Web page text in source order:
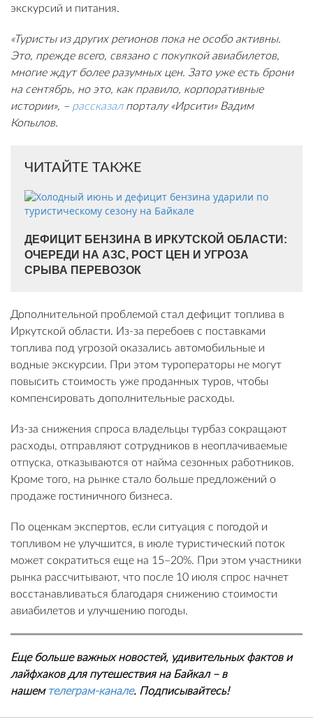
экскурсий и питания.
«Туристы из других регионов пока не особо активны.
Это, прежде всего, связано с покупкой авиабилетов,
многие ждут более разумных цен. Зато уже есть брони
на сентябрь, но это, как правило, корпоративные
истории», – рассказал порталу «Ирсити» Вадим
Копылов.
ЧИТАЙТЕ ТАКЖЕ
ДЕФИЦИТ БЕНЗИНА В ИРКУТСКОЙ ОБЛАСТИ:
ОЧЕРЕДИ НА АЗС, РОСТ ЦЕН И УГРОЗА
СРЫВА ПЕРЕВОЗОК
Дополнительной проблемой стал дефицит топлива в
Иркутской области. Из-за перебоев с поставками
топлива под угрозой оказались автомобильные и
водные экскурсии. При этом туроператоры не могут
повысить стоимость уже проданных туров, чтобы
компенсировать дополнительные расходы.
Из-за снижения спроса владельцы турбаз сокращают
расходы, отправляют сотрудников в неоплачиваемые
отпуска, отказываются от найма сезонных работников.
Кроме того, на рынке стало больше предложений о
продаже гостиничного бизнеса.
По оценкам экспертов, если ситуация с погодой и
топливом не улучшится, в июле туристический поток
может сократиться еще на 15–20%. При этом участники
рынка рассчитывают, что после 10 июля спрос начнет
восстанавливаться благодаря снижению стоимости
авиабилетов и улучшению погоды.
Еще больше важных новостей, удивительных фактов и
лайфхаков для путешествия на Байкал – в
нашем телеграм-канале. Подписывайтесь!